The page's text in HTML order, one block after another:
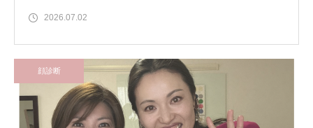
2026.07.02
顔診断